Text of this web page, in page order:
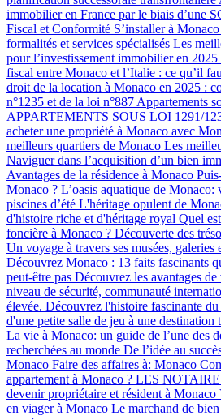
immobilier en France par le biais d’une
Fiscal et Conformité S’installer à
formalités et services spécialisés Les
pour l’investissement immobilier en 2025
fiscal entre Monaco et l’Italie : ce qu’il
droit de la location à Monaco en 2025 :
n°1235 et de la loi n°887 Appartements
APPARTEMENTS SOUS LOI 1291/
acheter une propriété à Monaco avec
meilleurs quartiers de Monaco Les
Naviguer dans l’acquisition d’un bien
Avantages de la résidence à Monaco
Monaco ? L’oasis aquatique de Monaco:
piscines d’été L'héritage opulent de
d'histoire riche et d'héritage royal Quel
foncière à Monaco ? Découverte des
Un voyage à travers ses musées, galeries
Découvrez Monaco : 13 faits fascinants
peut-être pas Découvrez les avantages
niveau de sécurité, communauté
élevée. Découvrez l'histoire fascinante
d'une petite salle de jeu à une destination
La vie à Monaco: un guide de l’une des
recherchées au monde De l’idée au
Monaco Faire des affaires à: Monaco
appartement à Monaco ? LES
devenir propriétaire et résident à Monaco
en viager à Monaco Le marchand de